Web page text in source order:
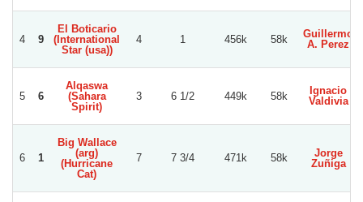
4 9
El Boticario
(International
Star (usa))
4 1 456k 58k
Guillermo
A. Perez
5 6
Alqaswa
(Sahara
Spirit)
3 6 1/2 449k 58k
Ignacio
Valdivia
6 1
Big Wallace
(arg)
(Hurricane
Cat)
7 7 3/4 471k 58k
Jorge
Zuñiga